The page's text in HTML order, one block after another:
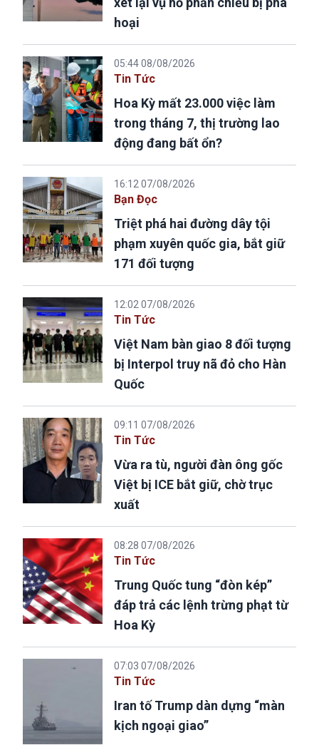
hoại
05:44 08/08/2026
Tin Tức
Hoa Kỳ mất 23.000 việc làm
trong tháng 7, thị trường lao
động đang bất ổn?
16:12 07/08/2026
Bạn Đọc
Triệt phá hai đường dây tội
phạm xuyên quốc gia, bắt giữ
171 đối tượng
12:02 07/08/2026
Tin Tức
Việt Nam bàn giao 8 đối tượng
bị Interpol truy nã đỏ cho Hàn
Quốc
09:11 07/08/2026
Tin Tức
Vừa ra tù, người đàn ông gốc
Việt bị ICE bắt giữ, chờ trục
xuất
08:28 07/08/2026
Tin Tức
Trung Quốc tung “đòn kép”
đáp trả các lệnh trừng phạt từ
Hoa Kỳ
07:03 07/08/2026
Tin Tức
Iran tố Trump dàn dựng “màn
kịch ngoại giao”